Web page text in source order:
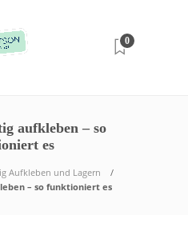
0
aufkleben – so
es
Aufkleben und Lagern
– so funktioniert es